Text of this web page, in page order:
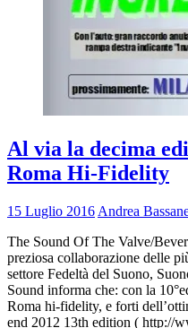
Al via la decima
Roma Hi-Fidelity
15 Luglio 2016 Andrea
The Sound Of The Valve/
preziosa collaborazione delle
settore Fedeltà del Suono,
Sound informa che: con la
Roma hi-fidelity, e forti
end 2012 13th edition ( http://